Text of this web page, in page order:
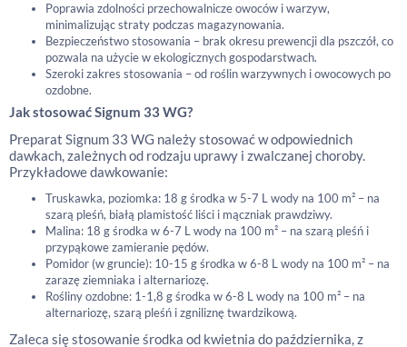
Poprawia zdolności przechowalnicze owoców i warzyw,
minimalizując straty podczas magazynowania.
Bezpieczeństwo stosowania – brak okresu prewencji dla pszczół, co
pozwala na użycie w ekologicznych gospodarstwach.
Szeroki zakres stosowania – od roślin warzywnych i owocowych po
ozdobne.
Jak stosować Signum 33 WG?
Preparat Signum 33 WG należy stosować w odpowiednich
dawkach, zależnych od rodzaju uprawy i zwalczanej choroby.
Przykładowe dawkowanie:
Truskawka, poziomka: 18 g środka w 5-7 L wody na 100 m² – na
szarą pleśń, białą plamistość liści i mączniak prawdziwy.
Malina: 18 g środka w 6-7 L wody na 100 m² – na szarą pleśń i
przypąkowe zamieranie pędów.
Pomidor (w gruncie): 10-15 g środka w 6-8 L wody na 100 m² – na
zarazę ziemniaka i alternariozę.
Rośliny ozdobne: 1-1,8 g środka w 6-8 L wody na 100 m² – na
alternariozę, szarą pleśń i zgniliznę twardzikową.
Zaleca się stosowanie środka od kwietnia do października, z